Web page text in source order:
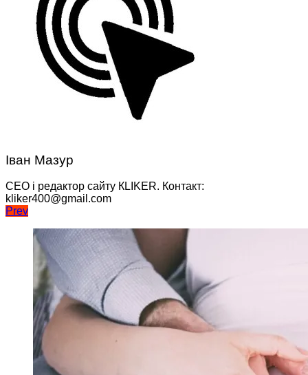
Іван Мазур
CEO і редактор сайту КLIKER. Контакт:
kliker400@gmail.com
Навігація
записів
Prev